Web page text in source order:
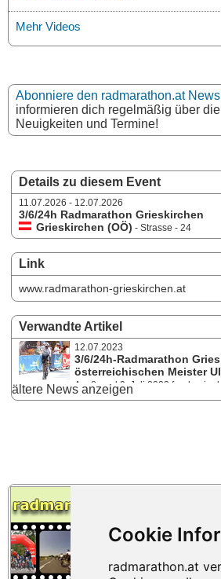
Details zu diesem Event
11.07.2026 - 12.07.2026
3/6/24h Radmarathon Grieskirchen
Grieskirchen (OÖ) - Strasse - 24
Link
www.radmarathon-grieskirchen.at
Verwandte Artikel
12.07.2023
3/6/24h-Radmarathon
österreichischen Meister
Am 8. und 9. Juli 2023 fanden in
Bezirksstadt neben der 24-Stunden-
ältere News anzeigen
Mehr Videos
Abonniere den radmarathon.at
informieren dich regelmäßig über
Neuigkeiten und Termine!